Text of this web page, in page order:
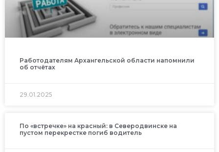
Работодателям Архангельской области напомнили
об отчётах
29.01.2025
По «встречке» на красный: в Северодвинске на
пустом перекрестке погиб водитель